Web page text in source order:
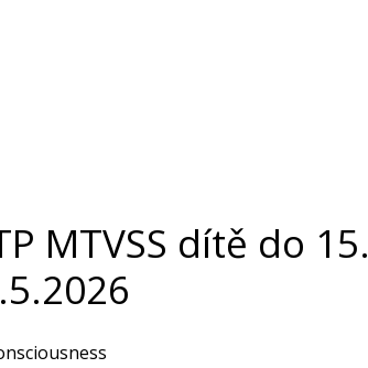
MTVSS dítě do 15.